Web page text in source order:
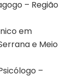
– Região
em
e Meio
–